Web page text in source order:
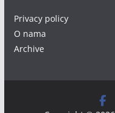
Privacy policy
O nama
Archive